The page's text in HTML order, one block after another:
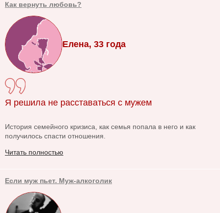
Как вернуть любовь?
Елена, 33 года
Я решила не расставаться с мужем
История семейного кризиса, как семья попала в него и как
получилось спасти отношения.
Читать полностью
Если муж пьет. Муж-алкоголик